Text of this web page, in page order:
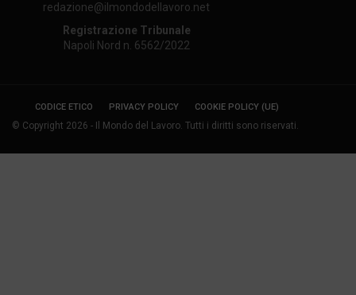
redazione@ilmondodellavoro.net
Registrazione Tribunale
Napoli Nord n. 6562/2022
CODICE ETICO PRIVACY POLICY COOKIE POLICY (UE)
© Copyright 2026 - Il Mondo del Lavoro. Tutti i diritti sono riservati.